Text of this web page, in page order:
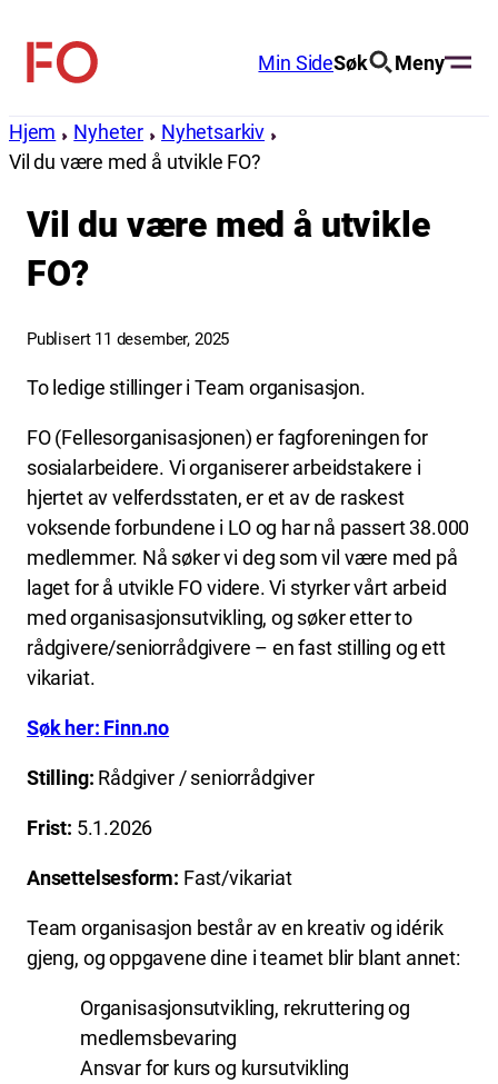
innhold
FO
Min SideSøk Meny
Hjem Nyheter
Nyhetsarkiv
Vil du være med å utvikle FO?
Vil du være med å utvikle
FO?
Publisert 11 desember, 2025
To ledige stillinger i Team organisasjon.
FO (Fellesorganisasjonen) er fagforeningen for
sosialarbeidere. Vi organiserer arbeidstakere i
hjertet av velferdsstaten, er et av de raskest
voksende forbundene i LO og har nå passert 38.000
medlemmer. Nå søker vi deg som vil være med på
laget for å utvikle FO videre. Vi styrker vårt arbeid
med organisasjonsutvikling, og søker etter to
rådgivere/seniorrådgivere – en fast stilling og ett
vikariat.
Søk her: Finn.no
Stilling: Rådgiver / seniorrådgiver
Frist: 5.1.2026
Ansettelsesform: Fast/vikariat
Team organisasjon består av en kreativ og idérik
gjeng, og oppgavene dine i teamet blir blant annet:
Organisasjonsutvikling, rekruttering og
medlemsbevaring
Ansvar for kurs og kursutvikling